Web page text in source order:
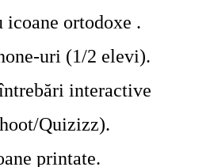
icoane ortodoxe .
uri (1/2 elevi).
interactive
Quizizz).
printate.